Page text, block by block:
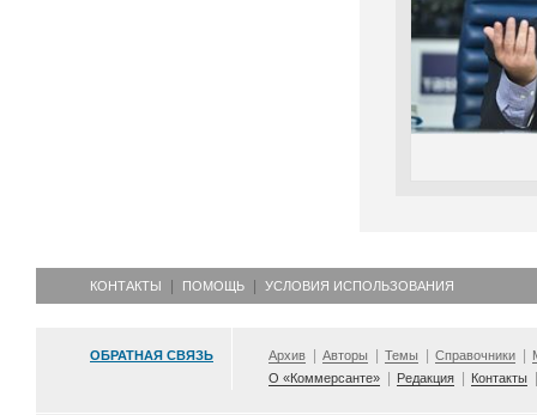
КОНТАКТЫ ПОМОЩЬ УСЛОВИЯ ИСПОЛЬЗОВАНИЯ
ОБРАТНАЯ СВЯЗЬ Архив Авторы Темы Справочники
О «Коммерсанте»
Редакция Контакты